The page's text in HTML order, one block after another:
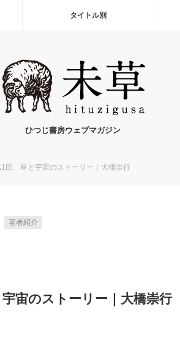
タイトル別
ひつじ書房ウェブマガジン
回 星と宇宙のストーリー｜大橋崇行
著者紹介
宙のストーリー｜大橋崇行